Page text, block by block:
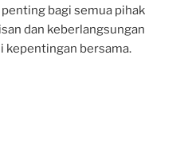
bagi semua pihak
dan keberlangsungan
kepentingan bersama.